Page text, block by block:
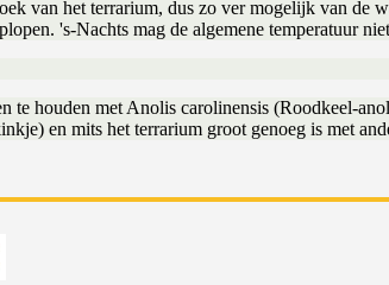
van het terrarium, dus zo ver mogelijk van de
's-Nachts mag de algemene temperatuur
te houden met Anolis carolinensis (Roodkeel-
en mits het terrarium groot genoeg is met